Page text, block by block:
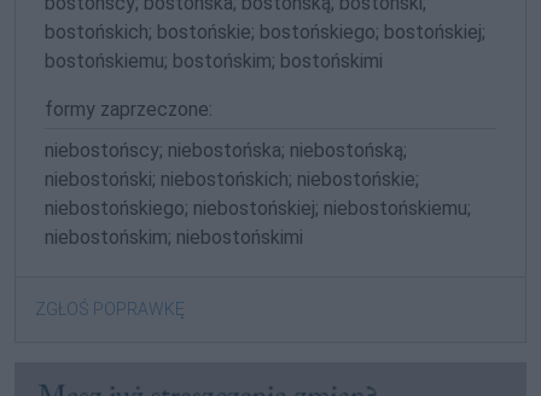
bostońskich; bostońskie; bostońskiego; bostońskiej;
bostońskiemu; bostońskim; bostońskimi
formy zaprzeczone:
niebostońscy; niebostońska; niebostońską;
niebostoński; niebostońskich; niebostońskie;
niebostońskiego; niebostońskiej; niebostońskiemu;
niebostońskim; niebostońskimi
ZGŁOŚ POPRAWKĘ